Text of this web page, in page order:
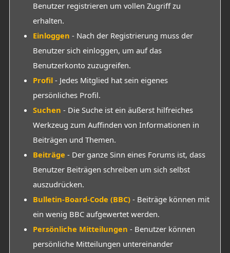
Benutzer registrieren um vollen Zugriff zu
erhalten.
Einloggen - Nach der Registrierung muss der
Benutzer sich einloggen, um auf das
Benutzerkonto zuzugreifen.
Profil - Jedes Mitglied hat sein eigenes
persönliches Profil.
Suchen - Die Suche ist ein äußerst hilfreiches
Werkzeug zum Auffinden von Informationen in
Beiträgen und Themen.
Beiträge - Der ganze Sinn eines Forums ist, dass
Benutzer Beiträgen schreiben um sich selbst
auszudrücken.
Bulletin-Board-Code (BBC) - Beiträge können mit
ein wenig BBC aufgewertet werden.
Persönliche Mitteilungen - Benutzer können
persönliche Mitteilungen untereinander